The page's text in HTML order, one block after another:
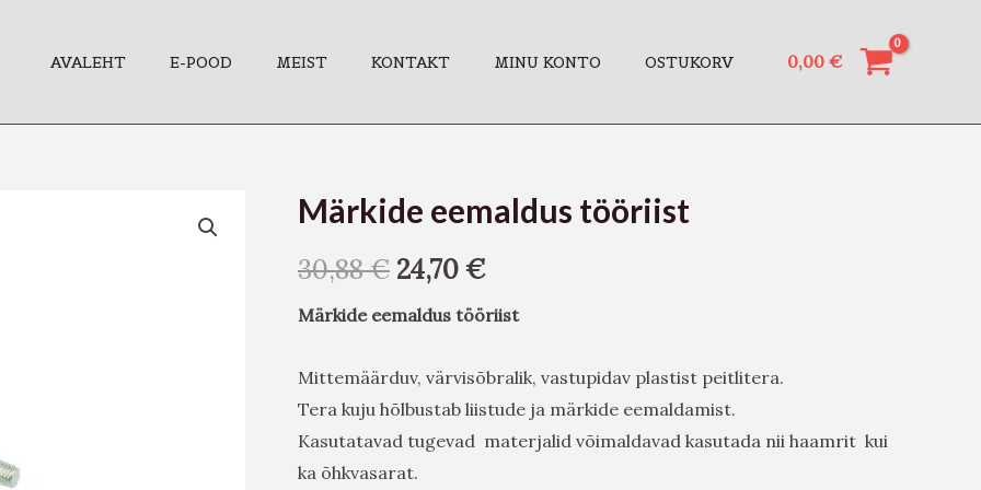
AVALEHT E-POOD MEIST KONTAKT MINU KONTO OSTUKORV 0,00 €
Märkide eemaldus tööriist
30,88€ 24,70€
Märkide eemaldus tööriist
Mittemäärduv, värvisõbralik, vastupidav plastist peitlitera.
Tera kuju hõlbustab liistude ja märkide eemaldamist.
Kasutatavad tugevad materjalid võimaldavad kasutada nii haamrit kui
ka õhkvasarat.
Märkide
tööriist